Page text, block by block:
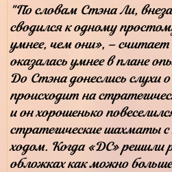
"По словам Стэна Ли,
сводился к одному
умнее, чем они», –
оказалась умнее в плане
До Стэна донеслись слухи
происходит на
и он хорошенько
стратегические шахматы
ходом. Когда «DC» решили
обложках как можно